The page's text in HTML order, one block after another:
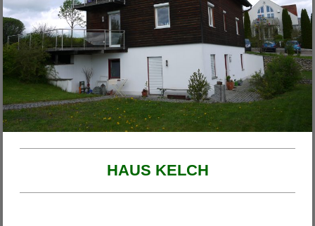
Haus am Ende der Rosengasse
Anbau Michl
Anbau Handfest
Haus Wirth - Großkinsky
Haus Franzi
HAUS KELCH